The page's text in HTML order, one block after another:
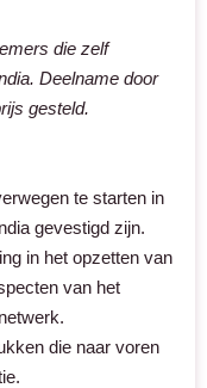
die zelf
Deelname door
gesteld.
te starten in
gevestigd zijn.
in het opzetten van
van het
die naar voren